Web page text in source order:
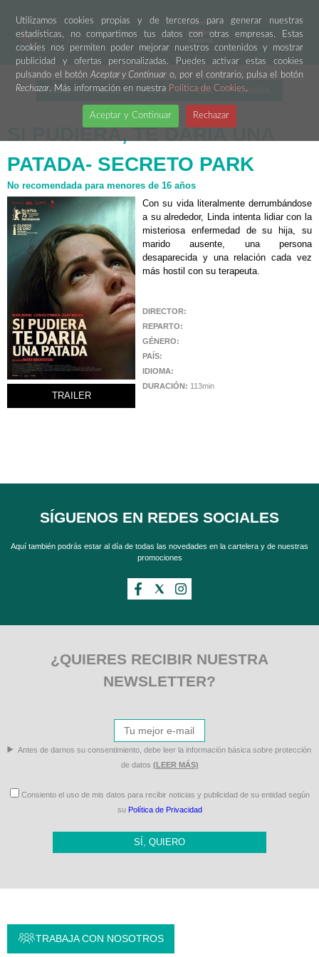
Utilizamos cookies propias y de terceros para generar nuestras
estadísticas, no compartimos tus datos con otras empresas. Estas
cookies nos permiten poder mejorar nuestros contenidos y mostrar
publicidad y ofertas personalizadas. Puedes activar estas cookies
pulsando el botón Aceptar y Continuaro, por el contrario, pulsa el botón
Rechazar. Más información en nuestra Política de Cookies.
Aceptar y Continuar Rechazar
PARK SALER TURIA ELX GANDÍA
SI PUDIERA, TE DARÍA UNA
PATADA- SECRETO PARK
No recomendada para menores de 16 años
TRAILER
Con su vida literalmente derrumbándose
a su alrededor, Linda intenta lidiar con la
misteriosa enfermedad de su hija, su
marido ausente, una persona
desaparecida y una relación cada vez
más hostil con su terapeuta.
DIRECTOR:
REPARTO:
GÉNERO:
PAÍS:
IDIOMA:
DURACIÓN: 113min
SÍGUENOS EN REDES SOCIALES
Aquí también podrás estar al día de todas las novedades en la cartelera y de nuestras
promociones
¿QUIERES RECIBIR NUESTRA
NEWSLETTER?
Antes de darnos su consentimiento, debe leer la información básica sobre protección
de datos (LEER MÁS)
Consiento el uso de mis datos para recibir noticias y publicidad de su entidad según
su Política de Privacidad
SÍ, QUIERO
TRABAJA CON NOSOTROS